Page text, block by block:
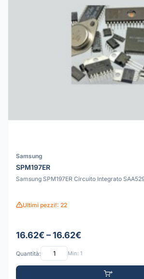
Samsung
SPM197ER
Samsung SPM197ER Circuito Integrato
Ultimi pezzi!: 22
16.62€ – 16.62€
Quantità: Min: 1